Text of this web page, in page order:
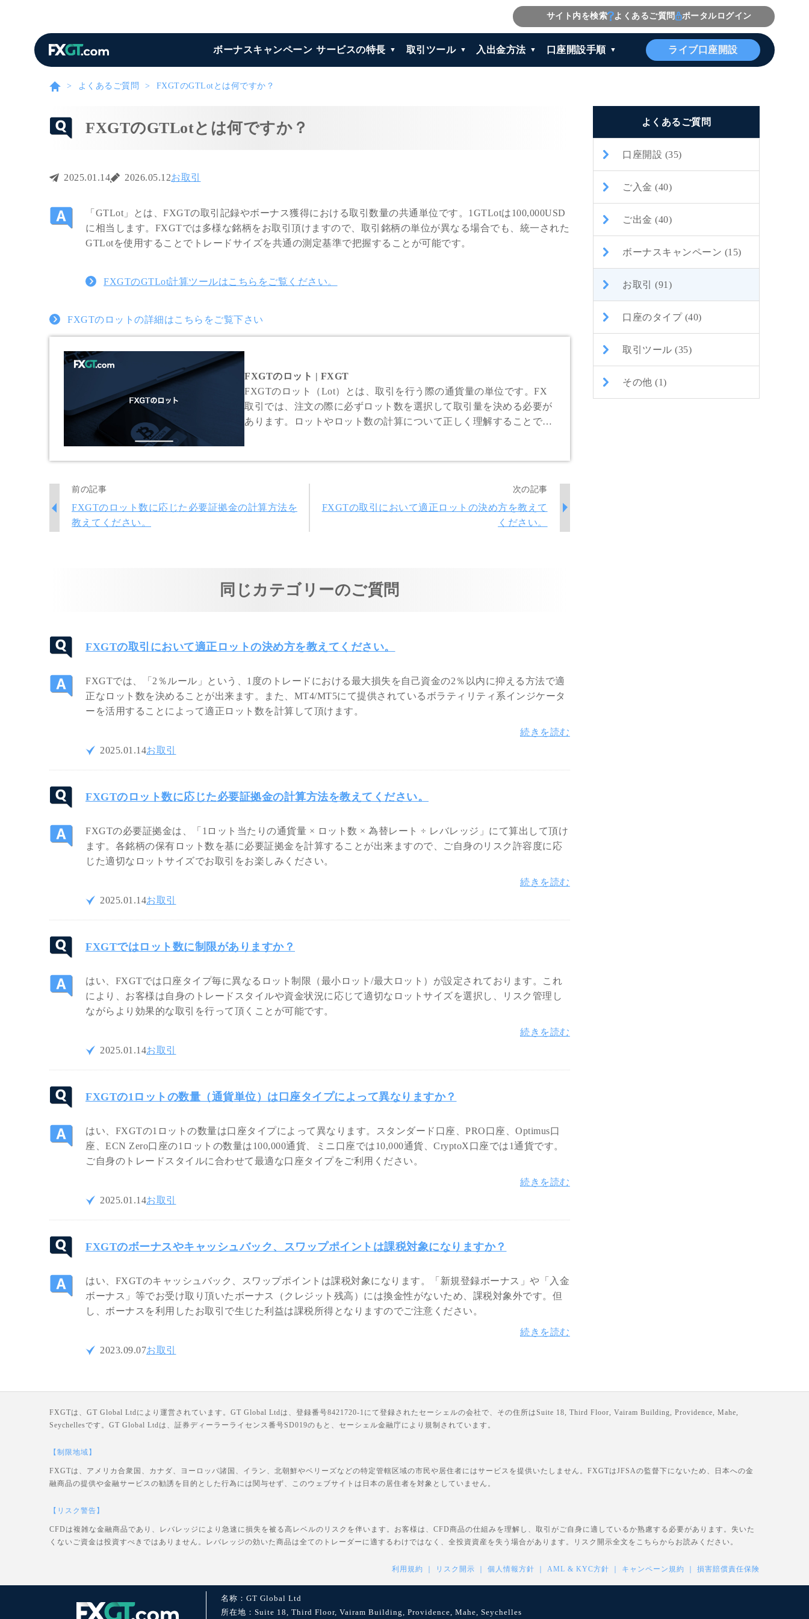
サイト内を検索 よくあるご質問 ポータルログイン
ボーナスキャンペーン サービスの特長 取引ツール 入出金方法 口座開設手順 ライブ口座開設
よくあるご質問 FXGTのGTLotとは何ですか？
FXGTのGTLotとは何ですか？
2025.01.14 2026.05.12お取引
「GTLot」とは、FXGTの取引記録やボーナス獲得における取引数量の共通単位です。1GTLotは100,000USD
に相当します。FXGTでは多様な銘柄をお取引頂けますので、取引銘柄の単位が異なる場合でも、統一された
GTLotを使用することでトレードサイズを共通の測定基準で把握することが可能です。
FXGTのGTLot計算ツールはこちらをご覧ください。
FXGTのロットの詳細はこちらをご覧下さい
FXGTのロット | FXGT
FXGTのロット（Lot）とは、取引を行う際の通貨量の単位です。FX
取引では、注文の際に必ずロット数を選択して取引量を決める必要が
あります。ロットやロット数の計算について正しく理解することで、
前の記事
FXGTのロット数に応じた必要証拠金の計算方法を
教えてください。
次の記事
FXGTの取引において適正ロットの決め方を教えて
ください。
同じカテゴリーのご質問
FXGTの取引において適正ロットの決め方を教えてください。
FXGTでは、「2％ルール」という、1度のトレードにおける最大損失を自己資金の2％以内に抑える方法で適
正なロット数を決めることが出来ます。また、MT4/MT5にて提供されているボラティリティ系インジケータ
ーを活用することによって適正ロット数を計算して頂けます。
続きを読む
2025.01.14お取引
FXGTのロット数に応じた必要証拠金の計算方法を教えてください。
FXGTの必要証拠金は、「1ロット当たりの通貨量 × ロット数 × 為替レート ÷ レバレッジ」にて算出して頂け
ます。各銘柄の保有ロット数を基に必要証拠金を計算することが出来ますので、ご自身のリスク許容度に応
じた適切なロットサイズでお取引をお楽しみください。
続きを読む
2025.01.14お取引
FXGTではロット数に制限がありますか？
はい、FXGTでは口座タイプ毎に異なるロット制限（最小ロット/最大ロット）が設定されております。これ
により、お客様は自身のトレードスタイルや資金状況に応じて適切なロットサイズを選択し、リスク管理し
ながらより効果的な取引を行って頂くことが可能です。
続きを読む
2025.01.14お取引
FXGTの1ロットの数量（通貨単位）は口座タイプによって異なりますか？
はい、FXGTの1ロットの数量は口座タイプによって異なります。スタンダード口座、PRO口座、Optimus口
座、ECN Zero口座の1ロットの数量は100,000通貨、ミニ口座では10,000通貨、CryptoX口座では1通貨です。
ご自身のトレードスタイルに合わせて最適な口座タイプをご利用ください。
続きを読む
2025.01.14お取引
FXGTのボーナスやキャッシュバック、スワップポイントは課税対象になりますか？
はい、FXGTのキャッシュバック、スワップポイントは課税対象になります。「新規登録ボーナス」や「入金
ボーナス」等でお受け取り頂いたボーナス（クレジット残高）には換金性がないため、課税対象外です。但
し、ボーナスを利用したお取引で生じた利益は課税所得となりますのでご注意ください。
続きを読む
2023.09.07お取引
よくあるご質問
口座開設 (35)
ご入金 (40)
ご出金 (40)
ボーナスキャンペーン (15)
お取引 (91)
口座のタイプ (40)
取引ツール (35)
その他 (1)
FXGTは、GT Global Ltdにより運営されています。GT Global Ltdは、登録番号8421720-1にて登録されたセーシェルの会社で、その住所はSuite 18, Third Floor, Vairam Building, Providence, Mahe,
Seychellesです。GT Global Ltdは、証券ディーラーライセンス番号SD019のもと、セーシェル金融庁により規制されています。
【制限地域】
FXGTは、アメリカ合衆国、カナダ、ヨーロッパ諸国、イラン、北朝鮮やベリーズなどの特定管轄区域の市民や居住者にはサービスを提供いたしません。FXGTはJFSAの監督下にないため、日本への金
融商品の提供や金融サービスの勧誘を目的とした行為には関与せず、このウェブサイトは日本の居住者を対象としていません。
【リスク警告】
CFDは複雑な金融商品であり、レバレッジにより急速に損失を被る高レベルのリスクを伴います。お客様は、CFD商品の仕組みを理解し、取引がご自身に適しているか熟慮する必要があります。失いた
くないご資金は投資すべきではありません。レバレッジの効いた商品は全てのトレーダーに適するわけではなく、全投資資産を失う場合があります。リスク開示全文を こちら からお読みください。
利用規約 リスク開示 個人情報方針 AML & KYC方針 キャンペーン規約 損害賠償責任保険
名称：GT Global Ltd
所在地：Suite 18, Third Floor, Vairam Building, Providence, Mahe, Seychelles